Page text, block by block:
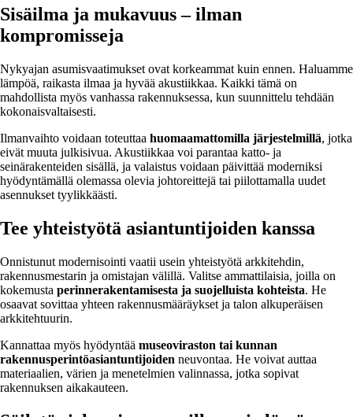
Sisäilma ja mukavuus – ilman
kompromisseja
Nykyajan asumisvaatimukset ovat korkeammat kuin ennen. Haluamme
lämpöä, raikasta ilmaa ja hyvää akustiikkaa. Kaikki tämä on
mahdollista myös vanhassa rakennuksessa, kun suunnittelu tehdään
kokonaisvaltaisesti.
Ilmanvaihto voidaan toteuttaa huomaamattomilla järjestelmillä, jotka
eivät muuta julkisivua. Akustiikkaa voi parantaa katto- ja
seinärakenteiden sisällä, ja valaistus voidaan päivittää moderniksi
hyödyntämällä olemassa olevia johtoreittejä tai piilottamalla uudet
asennukset tyylikkäästi.
Tee yhteistyötä asiantuntijoiden kanssa
Onnistunut modernisointi vaatii usein yhteistyötä arkkitehdin,
rakennusmestarin ja omistajan välillä. Valitse ammattilaisia, joilla on
kokemusta perinnerakentamisesta ja suojelluista kohteista. He
osaavat sovittaa yhteen rakennusmääräykset ja talon alkuperäisen
arkkitehtuurin.
Kannattaa myös hyödyntää museoviraston tai kunnan
rakennusperintöasiantuntijoiden neuvontaa. He voivat auttaa
materiaalien, värien ja menetelmien valinnassa, jotka sopivat
rakennuksen aikakauteen.